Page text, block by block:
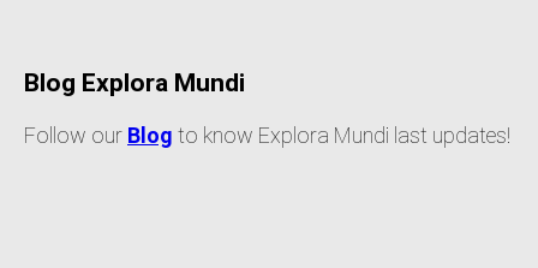
Blog Explora Mundi
Follow our Blog to know Explora Mundi last updates!